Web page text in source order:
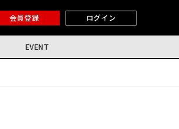
会員登録 ログイン
EVENT